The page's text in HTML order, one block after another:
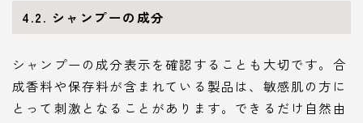
4.2. シャンプーの成分
シャンプーの成分表示を確認することも大切です。合
成香料や保存料が含まれている製品は、敏感肌の方に
とって刺激となることがあります。できるだけ自然由